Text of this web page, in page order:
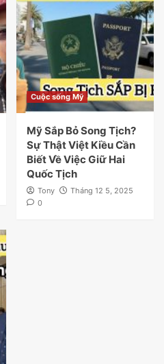
Cuộc sống Mỹ
Mỹ Sắp Bỏ Song Tịch?
Sự Thật Việt Kiều Cần
Biết Về Việc Giữ Hai
Quốc Tịch
Tony
Tháng 12 5, 2025
0